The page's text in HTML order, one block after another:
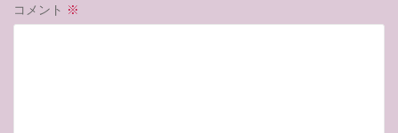
コメント ※